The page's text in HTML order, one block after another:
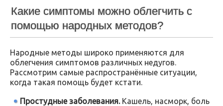
Какие симптомы можно облегчить с
помощью народных методов?
Народные методы широко применяются для
облегчения симптомов различных недугов.
Рассмотрим самые распространённые ситуации,
когда такая помощь будет кстати.
Простудные заболевания. Кашель, насморк, боль